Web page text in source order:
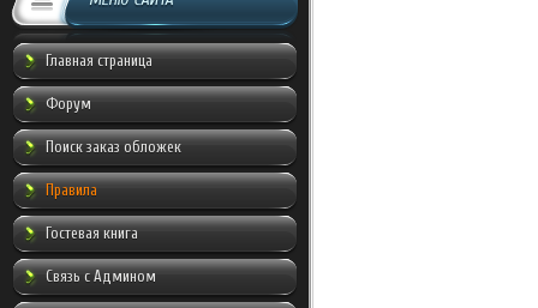
Главная страница
Форум
Поиск заказ обложек
Правила
Гостевая книга
Связь с Админом